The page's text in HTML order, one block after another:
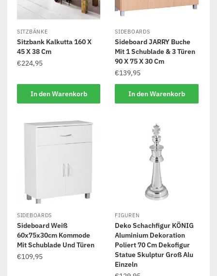
SITZBÄNKE
Sitzbank Kalkutta 160 X
45 X 38 Cm
€224,95
In den Warenkorb
SIDEBOARDS
Sideboard JARRY Buche
Mit 1 Schublade & 3 Türen
90 X 75 X 30 Cm
€139,95
In den Warenkorb
SIDEBOARDS
Sideboard Weiß
60x75x30cm Kommode
Mit Schublade Und Türen
€109,95
FIGUREN
Deko Schachfigur KÖNIG
Aluminium Dekoration
Poliert 70 Cm Dekofigur
Statue Skulptur Groß Alu
Einzeln